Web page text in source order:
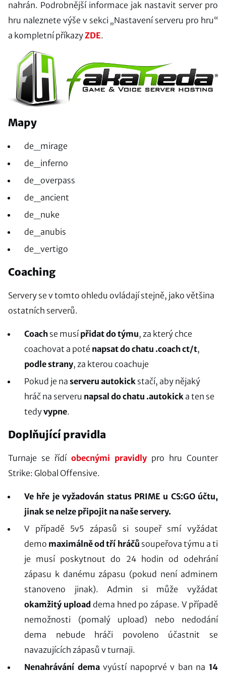
nahrán. Podrobnější informace jak nastavit server pro
hru naleznete výše v sekci „Nastavení serveru pro hru“
a kompletní příkazyZDE.
Mapy
de_mirage
de_inferno
de_overpass
de_ancient
de_nuke
de_anubis
de_vertigo
Coaching
Servery se v tomto ohledu ovládají stejně, jako většina
ostatních serverů.
Coach se musí přidat do týmu, za který chce
coachovat a poté napsat do chatu .coach ct/t,
podle strany, za kterou coachuje
Pokud je na serveru autokick stačí, aby nějaký
hráč na serveru napsal do chatu .autokicka ten se
tedyvypne.
Doplňující pravidla
Turnaje se řídí obecnými pravidly pro hru Counter
Strike: Global Offensive.
Ve hře je vyžadován status PRIME u CS:GO účtu,
jinak se nelze připojit na naše servery.
V případě 5v5 zápasů si soupeř smí vyžádat
demo maximálně od tří hráčů soupeřova týmu a ti
je musí poskytnout do 24 hodin od odehrání
zápasu k danému zápasu (pokud není adminem
stanoveno jinak). Admin si může vyžádat
okamžitý upload dema hned po zápase. V případě
nemožnosti (pomalý upload) nebo nedodání
dema nebude hráči povoleno účastnit se
navazujících zápasů v turnaji.
Nenahrávání demavyústí napoprvé v ban na 14